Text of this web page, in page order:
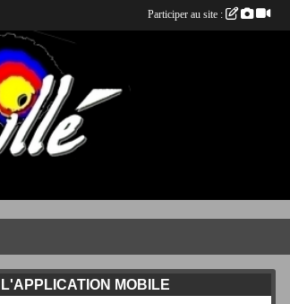
L'APPLICATION MOBILE
Participer au site :